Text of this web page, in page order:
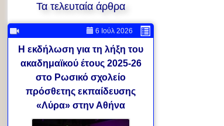
Τα τελευταία άρθρα
6 Ιούλ 2026
Η εκδήλωση για τη λήξη του
ακαδημαϊκού έτους 2025-26
στο Ρωσικό σχολείο
πρόσθετης εκπαίδευσης
«Λύρα» στην Αθήνα